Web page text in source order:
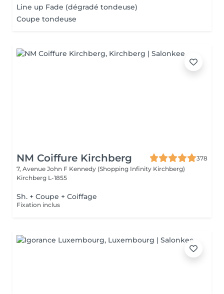
Line up Fade (dégradé tondeuse)
Coupe tondeuse
NM Coiffure Kirchberg
378
7, Avenue John F Kennedy (Shopping Infinity Kirchberg)
Kirchberg L-1855
Sh. + Coupe + Coiffage
Fixation inclus